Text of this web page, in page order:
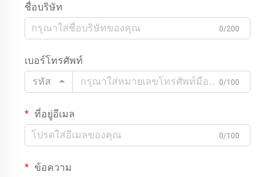
ชื่อบริษัท
0/200
เบอร์โทรศัพท์
รหัส
0/100
ที่อยู่อีเมล
0/100
ข้อความ